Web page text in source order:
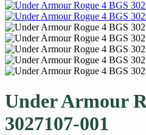
Under Armour
3027107-001